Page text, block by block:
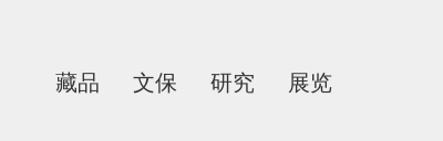
藏品 文保 研究 展览